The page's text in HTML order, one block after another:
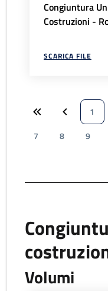
Congiuntura
Costruzioni -
SCARICA FILE
1
7
8 9
Volumi